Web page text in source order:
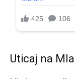
Uticaj na